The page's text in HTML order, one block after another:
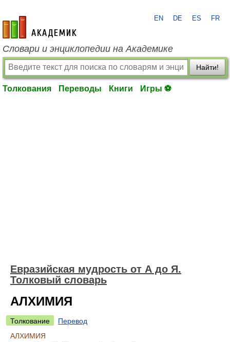
academic.ru
EN DE ES FR
Словари и энциклопедии на Академике
Найти!
Толкования Переводы Книги Игры ⚽
Евразийская мудрость от А до Я.
Толковый словарь
АЛХИМИЯ
Толкование
Перевод
АЛХИМИЯ